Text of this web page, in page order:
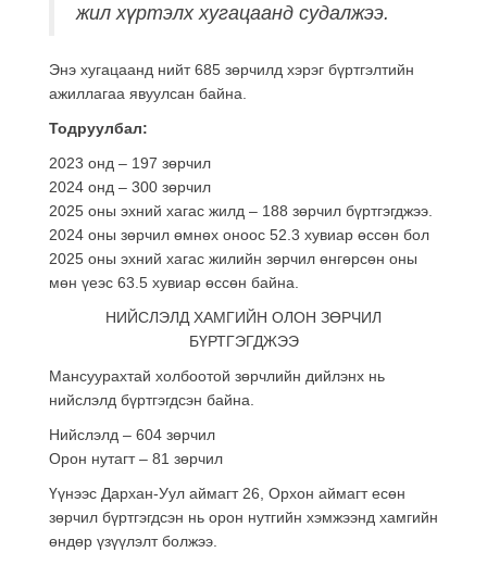
жил хүртэлх хугацаанд судалжээ.
Энэ хугацаанд нийт 685 зөрчилд хэрэг бүртгэлтийн
ажиллагаа явуулсан байна.
Тодруулбал:
2023 онд – 197 зөрчил
2024 онд – 300 зөрчил
2025 оны эхний хагас жилд – 188 зөрчил бүртгэгджээ.
2024 оны зөрчил өмнөх оноос 52.3 хувиар өссөн бол
2025 оны эхний хагас жилийн зөрчил өнгөрсөн оны
мөн үеэс 63.5 хувиар өссөн байна.
НИЙСЛЭЛД ХАМГИЙН ОЛОН ЗӨРЧИЛ
БҮРТГЭГДЖЭЭ
Мансуурахтай холбоотой зөрчлийн дийлэнх нь
нийслэлд бүртгэгдсэн байна.
Нийслэлд – 604 зөрчил
Орон нутагт – 81 зөрчил
Үүнээс Дархан-Уул аймагт 26, Орхон аймагт есөн
зөрчил бүртгэгдсэн нь орон нутгийн хэмжээнд хамгийн
өндөр үзүүлэлт болжээ.